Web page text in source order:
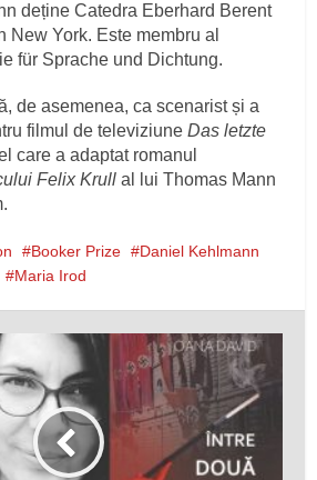
deține Catedra Eberhard Berent
New York. Este membru al
für Sprache und Dichtung.
de asemenea, ca scenarist și a
filmul de televiziuneDas letzte
care a adaptat romanul
Felix Krullal lui Thomas Mann
Booker Prize
Daniel Kehlmann
Maria Irod